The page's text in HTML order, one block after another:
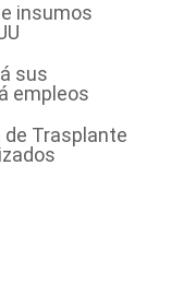
insumos
sus
empleos
de Trasplante